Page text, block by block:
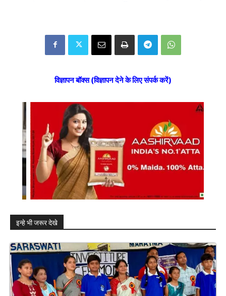
विज्ञापन बॉक्स (विज्ञापन देने के लिए संपर्क करें)
इन्हे भी जरूर देखे